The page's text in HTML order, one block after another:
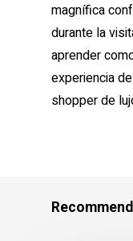
magnífica
durante la
aprender
experiencia
shopper de